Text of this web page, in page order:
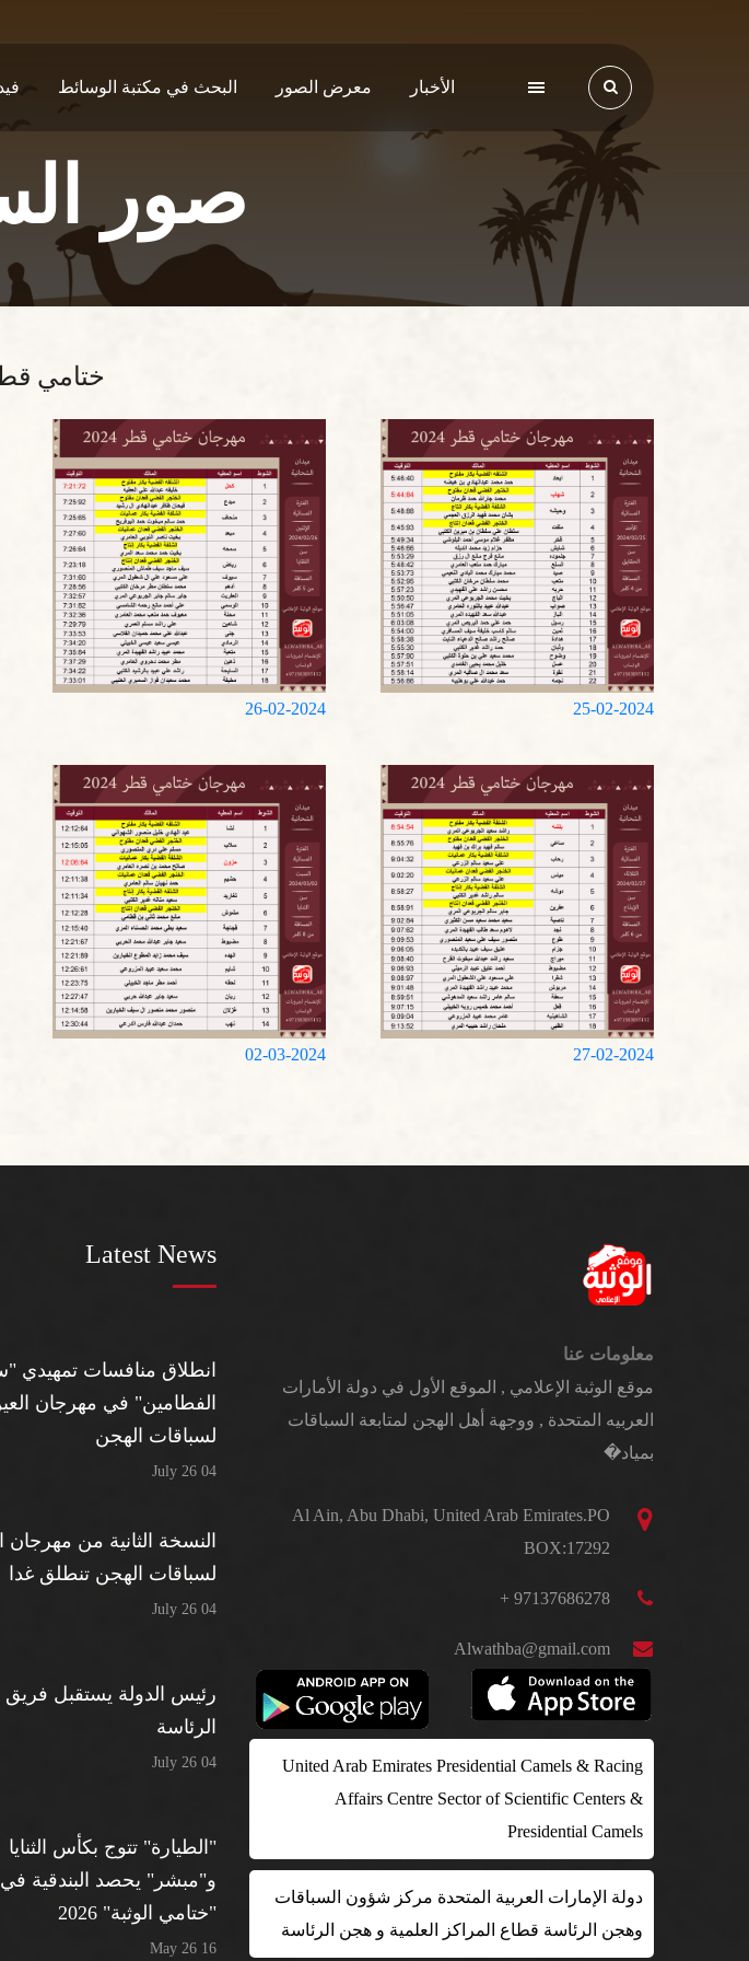
البحث في مكتبة الوسائط معرض الصور الأخبار
صور
ختامي قطر
25-02-2024
26-02-2024
27-02-2024
02-03-2024
معلومات عنا
موقع الوثبة الإعلامي , الموقع الأول في دولة الأمارات
العربيه المتحدة , ووجهة أهل الهجن لمتابعة السباقات
بمياد�
Al Ain, Abu Dhabi, United Arab Emirates.PO
BOX:17292
97137686278 +
Alwathba@gmail.com
United Arab Emirates Presidential Camels & Racing
Affairs Centre Sector of Scientific Centers &
Presidential Camels
دولة الإمارات العربية المتحدة مركز شؤون السباقات
وهجن الرئاسة قطاع المراكز العلمية و هجن الرئاسة
Latest News
انطلاق منافسات تمهيدي
الفطامين" في مهرجان
لسباقات الهجن
04 July 26
النسخة الثانية من مهرجان
لسباقات الهجن تنطلق غدا
04 July 26
رئيس الدولة يستقبل
الرئاسة
04 July 26
"الطيارة" تتوج بكأس الثنايا
و"مبشر" يحصد البندقية في
"ختامي الوثبة" 2026
16 May 26